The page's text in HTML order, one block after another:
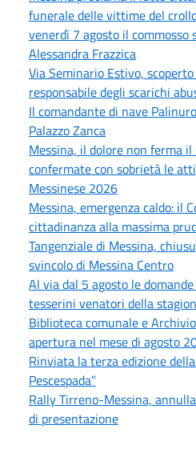
funerale delle vittime del
venerdì 7 agosto il
Alessandra Frazzica
Via Seminario Estivo,
responsabile degli scarichi
Il comandante di nave
Palazzo Zanca
Messina, il dolore non ferma
confermate con sobrietà le
Messinese 2026
Messina, emergenza caldo: il
cittadinanza alla massima
Tangenziale di Messina,
svincolo di Messina Centro
Al via dal 5 agosto le
tesserini venatori della
Biblioteca comunale e
apertura nel mese di agosto
Rinviata la terza edizione
Pescespada”
Rally Tirreno-Messina,
di presentazione